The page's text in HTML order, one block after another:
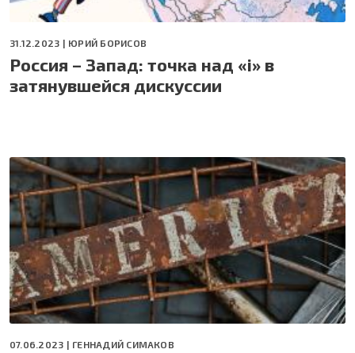
31.12.2023 | ЮРИЙ БОРИСОВ
Россия – Запад: точка над «i» в
затянувшейся дискуссии
07.06.2023 | ГЕННАДИЙ СИМАКОВ